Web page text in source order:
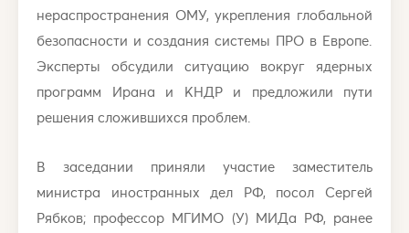
нераспространения ОМУ, укрепления глобальной
безопасности и создания системы ПРО в Европе.
Эксперты обсудили ситуацию вокруг ядерных
программ Ирана и КНДР и предложили пути
решения сложившихся проблем.
В заседании приняли участие заместитель
министра иностранных дел РФ, посол Сергей
Рябков; профессор МГИМО (У) МИДа РФ, ранее